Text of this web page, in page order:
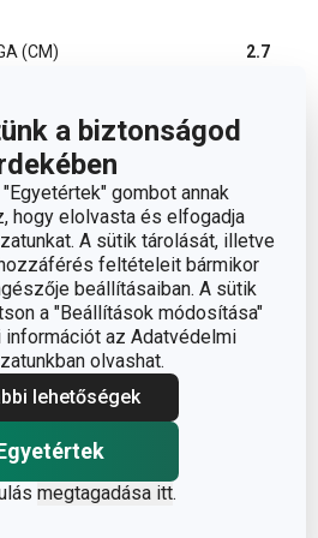
a biztonságod
gombot annak
hogy elolvasta és elfogadja
A sütik tárolását, illetve
feltételeit bármikor
beállításaiban. A sütik
a "Beállítások módosítása"
információt az Adatvédelmi
olvashat.
lehetőségek
megtagadása itt.
(CM) 2.7
(CM)
kerámia
szervírozó edény